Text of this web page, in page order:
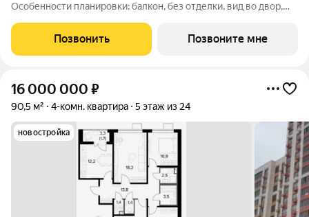
Особенности планировки: балкон, без отделки, вид во двор,
проект от застройщика Брусника располагается на границе с
ЦАО, рядом с метро
Позвонить Позвоните мне
16 000 000 ₽
90,5 м² 4-комн. квартира 5 этаж из 24
новостройка